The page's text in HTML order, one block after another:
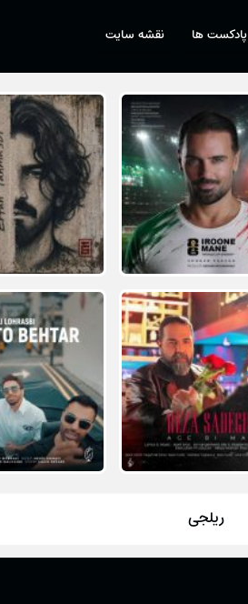
پادکست ها نقشه سایت
ریلجی